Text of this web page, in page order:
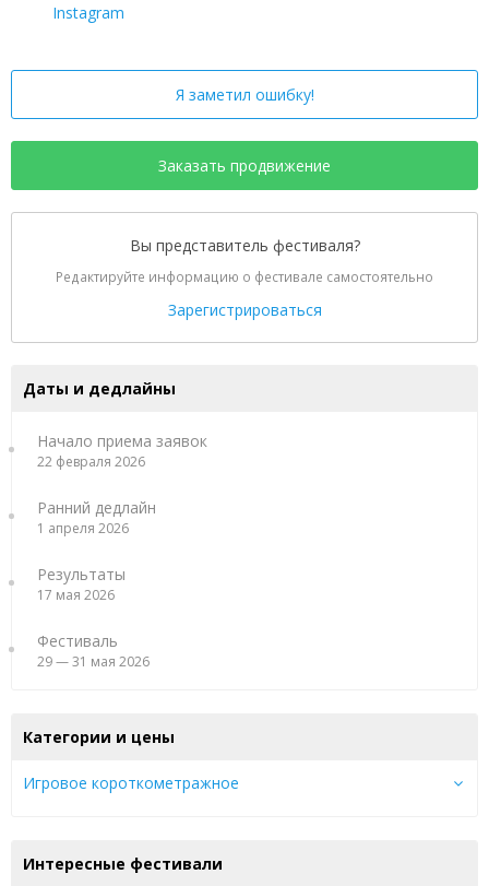
Instagram
Я заметил ошибку!
Заказать продвижение
Вы представитель фестиваля?
Редактируйте информацию о фестивале самостоятельно
Зарегистрироваться
Даты и дедлайны
Начало приема заявок
22 февраля 2026
Ранний дедлайн
1 апреля 2026
Результаты
17 мая 2026
Фестиваль
29 — 31 мая 2026
Категории и цены
Игровое короткометражное
Интересные фестивали